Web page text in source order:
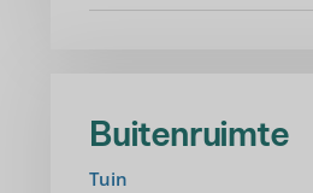
Buitenruimte
Tuin